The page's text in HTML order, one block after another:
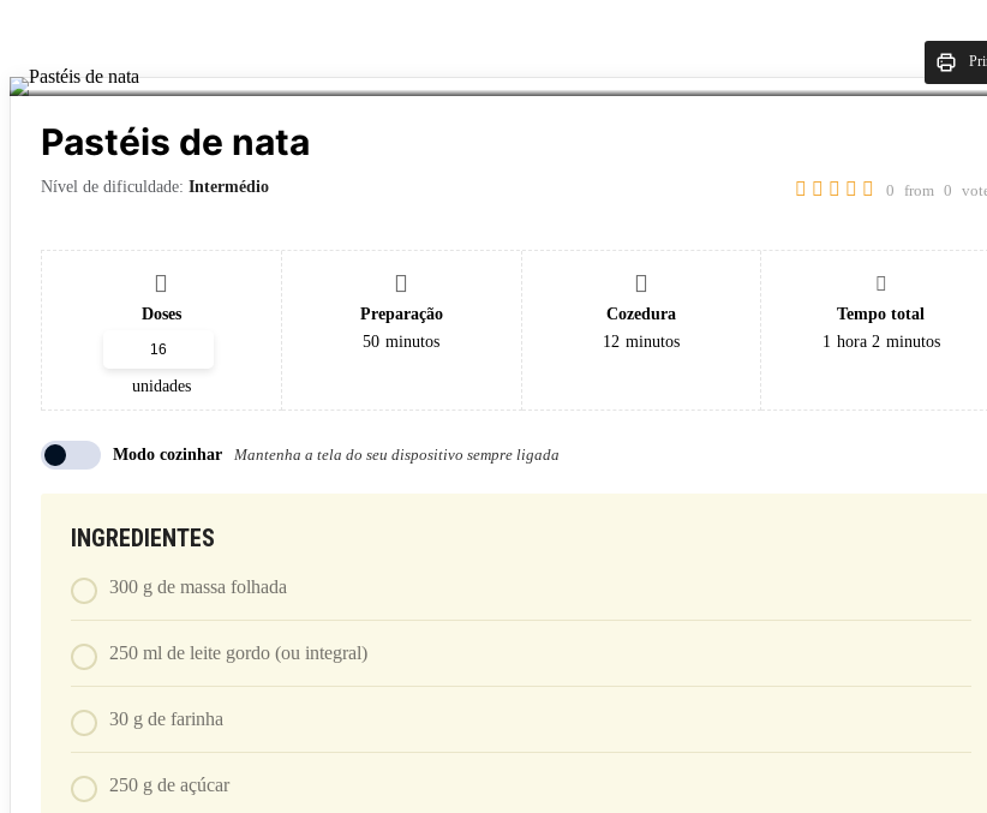
Pastéis de nata
0 from 0
Nível de dificuldade: Intermédio
Doses
unidades
Preparação
50 minutos
Cozedura
12 minutos
Tempo total
1 hora 2 minutos
Modo cozinhar Mantenha a tela do seu dispositivo sempre ligada
INGREDIENTES
300 g de massa folhada
250 ml de leite gordo (ou integral)
30 g de farinha
250 g de açúcar